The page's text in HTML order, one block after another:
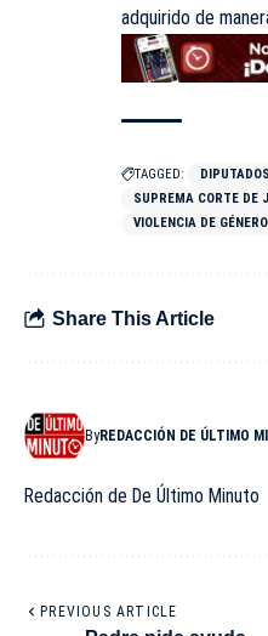
adquirido de
TAGGED:
DIPUTADOS
SUPREMA CORTE DE
VIOLENCIA DE GÉNERO
Share This Article
ByREDACCIÓN DE ÚLTIMO
Redacción de De Último Minuto
PREVIOUS ARTICLE